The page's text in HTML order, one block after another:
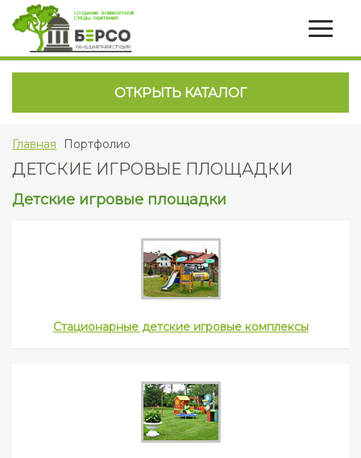
ОТКРЫТЬ КАТАЛОГ
Главная Портфолио
ДЕТСКИЕ ИГРОВЫЕ ПЛОЩАДКИ
Детские игровые площадки
Стационарные детские игровые комплексы